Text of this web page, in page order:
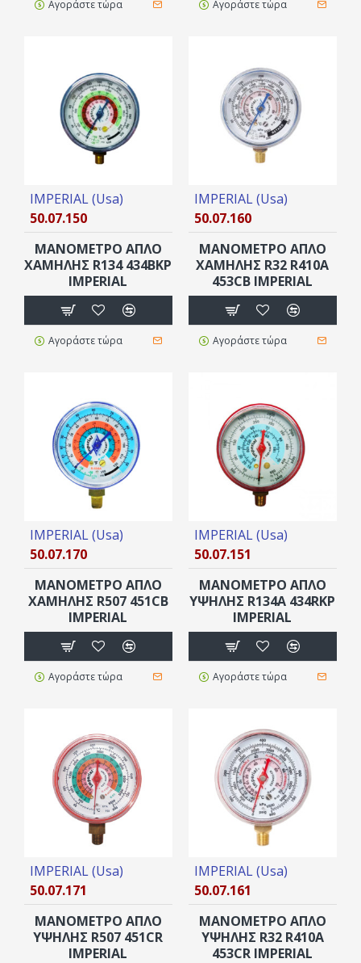
Αγοράστε τώρα Αγοράστε τώρα
IMPERIAL (Usa)
50.07.150
ΜΑΝΟΜΕΤΡΟ ΑΠΛΟ
XAMΗΛΗΣ R134 434BKP
IMPERIAL
Αγοράστε τώρα
IMPERIAL (Usa)
50.07.160
ΜΑΝΟΜΕΤΡΟ ΑΠΛΟ
XAMΗΛΗΣ R32 R410A
453CB IMPERIAL
Αγοράστε τώρα
IMPERIAL (Usa)
50.07.170
ΜΑΝΟΜΕΤΡΟ ΑΠΛΟ
XAMΗΛΗΣ R507 451CB
IMPERIAL
Αγοράστε τώρα
IMPERIAL (Usa)
50.07.151
ΜΑΝΟΜΕΤΡΟ ΑΠΛΟ
YΨHΛΗΣ R134A 434RKP
IMPERIAL
Αγοράστε τώρα
IMPERIAL (Usa)
50.07.171
ΜΑΝΟΜΕΤΡΟ ΑΠΛΟ
YΨHΛΗΣ R507 451CR
IMPERIAL
IMPERIAL (Usa)
50.07.161
ΜΑΝΟΜΕΤΡΟ ΑΠΛΟ
ΥΨΗΛΗΣ R32 R410A
453CR IMPERIAL